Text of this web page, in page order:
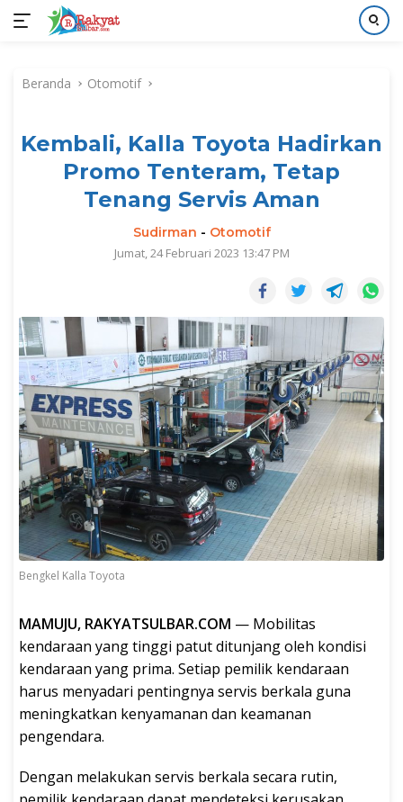
kontenBeranda Otomotif
Kembali, Kalla Toyota Hadirkan
Promo Tenteram, Tetap
Tenang Servis Aman
Sudirman - Otomotif
Jumat, 24 Februari 2023 13:47 PM
Bengkel Kalla Toyota
MAMUJU, RAKYATSULBAR.COM — Mobilitas
kendaraan yang tinggi patut ditunjang oleh kondisi
kendaraan yang prima. Setiap pemilik kendaraan
harus menyadari pentingnya servis berkala guna
meningkatkan kenyamanan dan keamanan
pengendara.
Dengan melakukan servis berkala secara rutin,